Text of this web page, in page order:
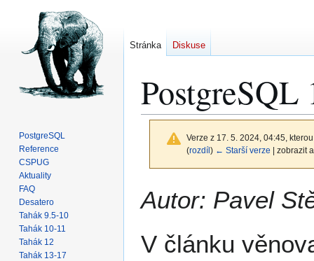
PostgreSQL
Verze z 17. 5. 2024, 04:45,
(rozdíl ) ← Starší verze | zobrazit
na
na
Autor: Pavel
V článku
Stránka Diskuse
PostgreSQL
Reference
CSPUG
Aktuality
FAQ
Desatero
Tahák 9.5-10
Tahák 10-11
Tahák 12
Tahák 13-17